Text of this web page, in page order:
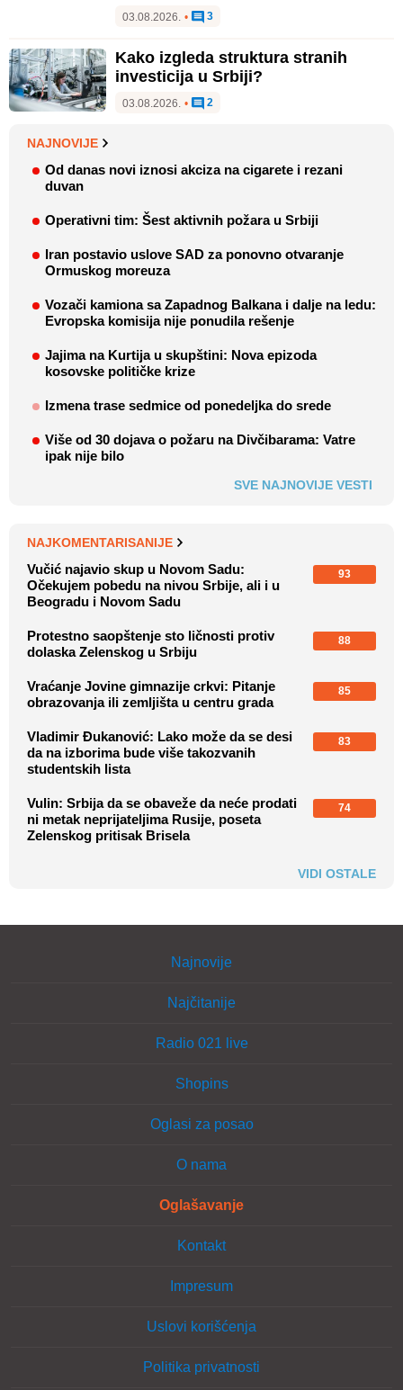
03.08.2026. • 3
Kako izgleda struktura stranih
investicija u Srbiji?
03.08.2026. • 2
NAJNOVIJE
Od danas novi iznosi akciza na cigarete i rezani
duvan
Operativni tim: Šest aktivnih požara u Srbiji
Iran postavio uslove SAD za ponovno otvaranje
Ormuskog moreuza
Vozači kamiona sa Zapadnog Balkana i dalje na ledu:
Evropska komisija nije ponudila rešenje
Jajima na Kurtija u skupštini: Nova epizoda
kosovske političke krize
Izmena trase sedmice od ponedeljka do srede
Više od 30 dojava o požaru na Divčibarama: Vatre
ipak nije bilo
SVE NAJNOVIJE VESTI
NAJKOMENTARISANIJE
Vučić najavio skup u Novom Sadu:
Očekujem pobedu na nivou Srbije, ali i u
Beogradu i Novom Sadu
93
Protestno saopštenje sto ličnosti protiv
dolaska Zelenskog u Srbiju
88
Vraćanje Jovine gimnazije crkvi: Pitanje
obrazovanja ili zemljišta u centru grada
85
Vladimir Đukanović: Lako može da se desi
da na izborima bude više takozvanih
studentskih lista
83
Vulin: Srbija da se obaveže da neće prodati
ni metak neprijateljima Rusije, poseta
Zelenskog pritisak Brisela
74
VIDI OSTALE
Najnovije
Najčitanije
Radio 021 live
Shopins
Oglasi za posao
O nama
Oglašavanje
Kontakt
Impresum
Uslovi korišćenja
Politika privatnosti